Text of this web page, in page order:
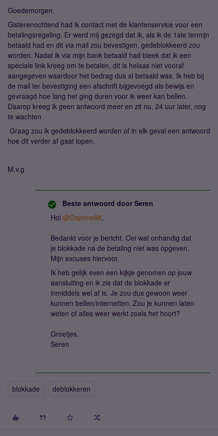
Goedemorgen,
Gisterenochtend had ik contact met de klantenservice voor een
betalingsregeling. Er werd mij gezegd dat ik, als ik de 1ste termijn
betaald had en dit via mail zou bevestigen, gedeblokkeerd zou
worden. Nadat ik via mijn bank betaald had bleek dat ik een
speciale link kreeg om te betalen, dit is helaas niet vooraf
aangegeven waardoor het bedrag dus al betaald was. Ik heb bij
de mail ter bevestiging een afschrift bijgevoegd als bewijs en
gevraagd hoe lang het ging duren voor ik weer kan bellen.
Daarop kreeg ik geen antwoord meer en zit nu, 24 uur later, nog
te wachten
Graag zou ik gedeblokkeerd worden of in elk geval een antwoord
hoe dit verder af gaat lopen.
M.v.g
Beste antwoord door Seren
Hoi @Daphne88,
Bedankt voor je bericht. Oei wat onhandig dat
je blokkade na de betaling niet was opgeven.
Mijn excuses hiervoor.
Ik heb gelijk even een kijkje genomen op jouw
aansluiting en ik zie dat de blokkade er
inmiddels wel af is. Je zou dus gewoon weer
kunnen bellen/internetten. Zou je kunnen laten
weten of alles weer werkt zoals het hoort?
Groetjes,
Seren
blokkade deblokkeren